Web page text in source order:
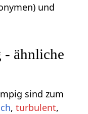
und
- ähnliche
sind zum
,turbulent,